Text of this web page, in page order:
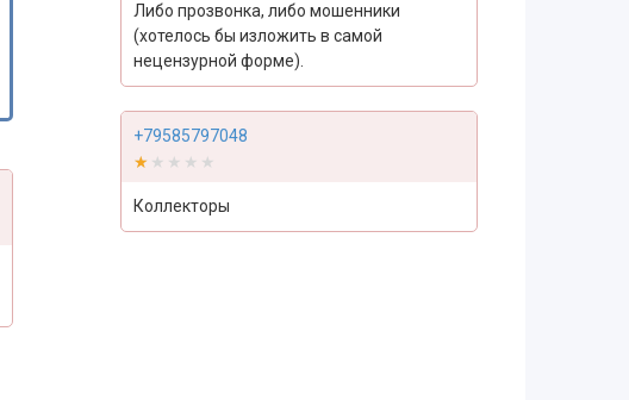
Либо прозвонка, либо мошенники
(хотелось бы изложить в самой
нецензурной форме).
+79585797048
★★★★★
★★★★★
Коллекторы